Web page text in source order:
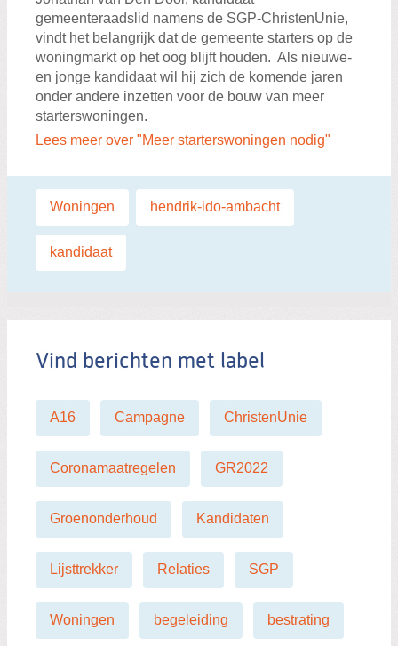
gemeenteraadslid namens de SGP-ChristenUnie,
vindt het belangrijk dat de gemeente starters op de
woningmarkt op het oog blijft houden. Als nieuwe-
en jonge kandidaat wil hij zich de komende jaren
onder andere inzetten voor de bouw van meer
starterswoningen.
Lees meer over "Meer starterswoningen nodig"
Labels:
Woningen hendrik-ido-ambacht
kandidaat
Vind berichten met label
A16 Campagne ChristenUnie
Coronamaatregelen GR2022
Groenonderhoud Kandidaten
Lijsttrekker Relaties SGP
Woningen begeleiding bestrating